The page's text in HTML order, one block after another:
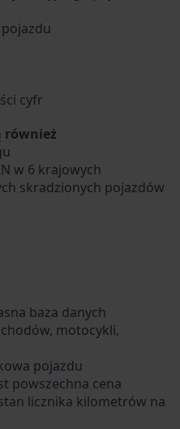
cyfr
również
w 6 krajowych
skradzionych pojazdów
baza danych
motocykli,
pojazdu
powszechna cena
licznika kilometrów na